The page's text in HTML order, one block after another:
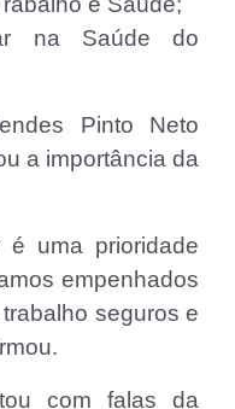
na Saúde do
Pinto Neto
a importância da
é uma prioridade
empenhados
seguros e
com falas da